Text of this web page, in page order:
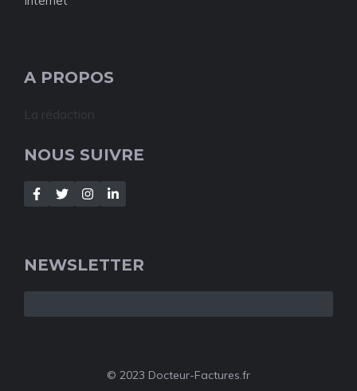
A PROPOS
La rédaction
NOUS SUIVRE
NEWSLETTER
© 2023 Docteur-Factures.fr